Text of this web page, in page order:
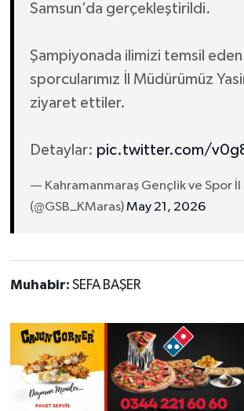
Samsun’da gerçekleştirildi.
Şampiyonada ilimizi temsil eden
sporcularımız İl Müdürümüz
ziyaret ettiler.
Detaylar: pic.twitter.com/
— Kahramanmaraş Gençlik ve Spor
(@GSB_KMaras)May 21, 2026
Muhabir: SEFA BAŞER